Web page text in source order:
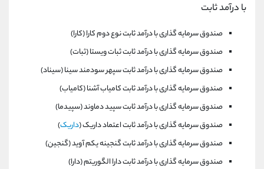
با درآمد ثابت
صندوق سرمایه گذاری با درآمد ثابت نوع دوم كارا (كارا)
صندوق سرمایه گذاری با درآمد ثابت ثبات ويستا (ثبات)
صندوق سرمایه گذاری با درآمد ثابت سپهر سودمند سينا (سيناد)
صندوق سرمایه گذاری با درآمد ثابت كامياب آشنا (كامياب)
صندوق سرمایه گذاری با درآمد ثابت سپيد دماوند (سپيدما)
صندوق سرمایه گذاری با درآمد ثابت اعتماد داريک (داريک)
صندوق سرمایه گذاری با درآمد ثابت گنجينه يكم آويد (گنجين)
صندوق سرمایه گذاری با درآمد ثابت دارا الگوريتم (دارا)